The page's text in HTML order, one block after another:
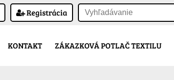
Registrácia
KONTAKT ZÁKAZKOVÁ POTLAČ TEXTILU